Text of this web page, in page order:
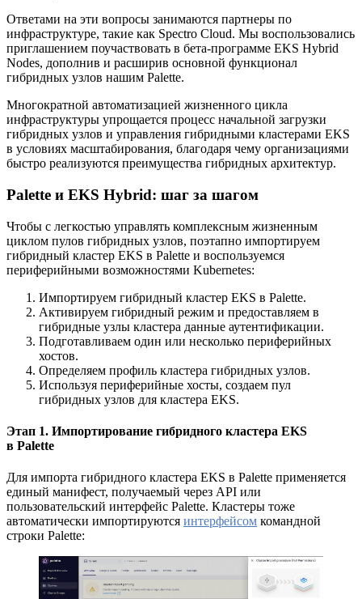
Ответами на эти вопросы занимаются партнеры по
инфраструктуре, такие как Spectro Cloud. Мы воспользовались
приглашением поучаствовать в бета-программе EKS Hybrid
Nodes, дополнив и расширив основной функционал
гибридных узлов нашим Palette.
Многократной автоматизацией жизненного цикла
инфраструктуры упрощается процесс начальной загрузки
гибридных узлов и управления гибридными кластерами EKS
в условиях масштабирования, благодаря чему организациями
быстро реализуются преимущества гибридных архитектур.
Palette и EKS Hybrid: шаг за шагом
Чтобы с легкостью управлять комплексным жизненным
циклом пулов гибридных узлов, поэтапно импортируем
гибридный кластер EKS в Palette и воспользуемся
периферийными возможностями Kubernetes:
Импортируем гибридный кластер EKS в Palette.
Активируем гибридный режим и предоставляем в
гибридные узлы кластера данные аутентификации.
Подготавливаем один или несколько периферийных
хостов.
Определяем профиль кластера гибридных узлов.
Используя периферийные хосты, создаем пул
гибридных узлов для кластера EKS.
Этап 1. Импортирование гибридного кластера EKS
в Palette
Для импорта гибридного кластера EKS в Palette применяется
единый манифест, получаемый через API или
пользовательский интерфейс Palette. Кластеры тоже
автоматически импортируются интерфейсом командной
строки Palette: